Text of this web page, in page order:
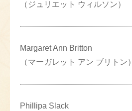
（ジュリエット ウィルソン）
Margaret Ann Britton
（マーガレット アン ブリトン）
Phillipa Slack